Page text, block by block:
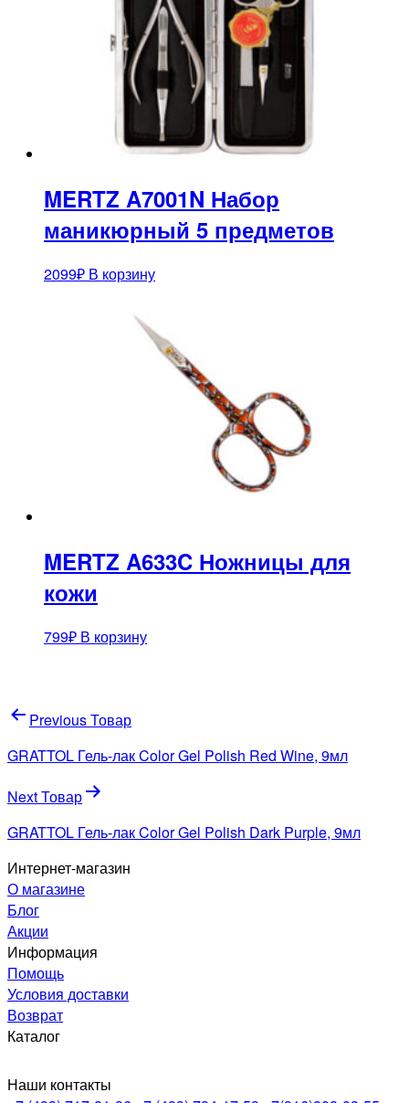
MERTZ A7001N Набор
маникюрный 5 предметов
2099₽ В корзину
MERTZ A633C Ножницы для
кожи
799₽ В корзину
Навигация
по
записям
Previous Товар
GRATTOL Гель-лак Color Gel Polish Red Wine, 9мл
Next Товар
GRATTOL Гель-лак Color Gel Polish Dark Purple, 9мл
Интернет-магазин
О магазине
Блог
Акции
Информация
Помощь
Условия доставки
Возврат
Каталог
Наши контакты